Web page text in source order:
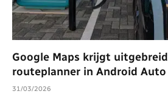
Google Maps krijgt
routeplanner in Android Auto
31/03/2026